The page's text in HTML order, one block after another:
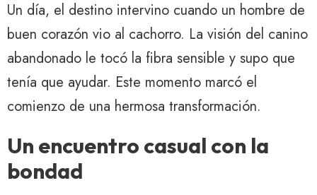
Un día, el destino intervino cuando un hombre de
buen corazón vio al cachorro. La visión del canino
abandonado le tocó la fibra sensible y supo que
tenía que ayudar. Este momento marcó el
comienzo de una hermosa transformación.
Un encuentro casual con la
bondad